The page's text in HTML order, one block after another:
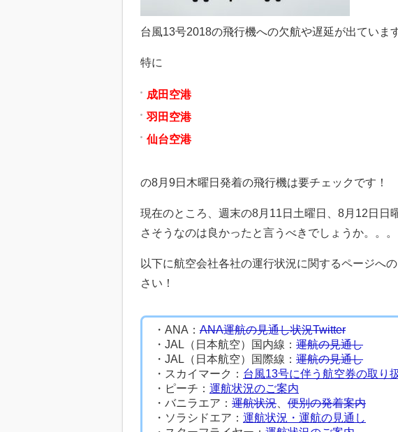
台風13号2018の飛行機への欠航や遅延が出ています
特に
成田空港
羽田空港
仙台空港
の8月9日木曜日発着の飛行機は要チェックです！
現在のところ、週末の8月11日土曜日、8月12日日
さそうなのは良かったと言うべきでしょうか。。。
以下に航空会社各社の運行状況に関するページへ
さい！
・ANA： ANA運航の見通し状況Twitter
・JAL（日本航空）国内線： 運航の見通し
・JAL（日本航空）国際線： 運航の見通し
・スカイマーク： 台風13号に伴う航空券の取り
・ピーチ： 運航状況のご案内
・バニラエア： 運航状況
便別の発着案内
・ソラシドエア： 運航状況・運航の見通し